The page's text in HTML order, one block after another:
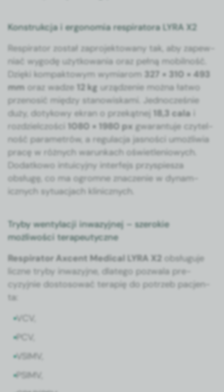
Konstrukcja i ergonomia respiratora LYRA X2
Res­pi­ra­tor został zapro­jek­towany tak, aby zapew­
ni­ać wygodę użytkowa­nia oraz pełną mobil­ność.
Dzię­ki kom­pak­towym wymi­arom 327 × 310 × 493
mm oraz wadze 12 kg urządze­nie moż­na łat­wo
przenosić między stanowiska­mi. Jed­nocześnie
duży, dotykowy ekran o przekąt­nej 18,3 cala
rozdziel­czoś­ci 1080 × 1980 px gwaran­tu­je czytel­
ność para­metrów, a reg­u­lac­ja jas­noś­ci umożli­wia
pracę w różnych warunk­ach oświ­etle­niowych.
Dodatkowo intu­icyjny inter­fe­js przyspiesza
obsługę, co ma ogromne znacze­nie w dynam­
icznych sytu­ac­jach klin­icznych.
Tryby wentylacji inwazyjnej – szerokie
możliwości terapeutyczne
Res­pi­ra­tor Axcent Med­ical LYRA X2 obsługu­je
liczne try­by inwazyjne, dlat­ego pozwala pre­
cyzyjnie dos­tosować ter­apię do potrzeb pac­jen­
ta:
VCV,
PCV,
VSIMV,
PSIMV,